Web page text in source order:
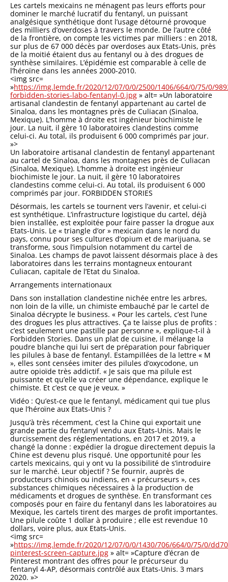
Les cartels mexicains ne ménagent pas leurs efforts pour
dominer le marché lucratif du fentanyl, un puissant
analgésique synthétique dont l’usage détourné provoque
des milliers d’overdoses à travers le monde. De l’autre côté
de la frontière, on compte les victimes par milliers : en 2018,
sur plus de 67 000 décès par overdoses aux Etats-Unis, près
de la moitié étaient dus au fentanyl ou à des drogues de
synthèse similaires. L’épidémie est comparable à celle de
l’héroïne dans les années 2000-2010.
<img src=
»https://img.lemde.fr/2020/12/07/0/0/2500/1406/664/0/75/0/
forbidden-stories-labo-fentanyl-0.jpg » alt= »Un laboratoire
artisanal clandestin de fentanyl appartenant au cartel de
Sinaloa, dans les montagnes près de Culiacan (Sinaloa,
Mexique). L’homme à droite est ingénieur biochimiste le
jour. La nuit, il gère 10 laboratoires clandestins comme
celui-ci. Au total, ils produisent 6 000 comprimés par jour.
»>
Un laboratoire artisanal clandestin de fentanyl appartenant
au cartel de Sinaloa, dans les montagnes près de Culiacan
(Sinaloa, Mexique). L’homme à droite est ingénieur
biochimiste le jour. La nuit, il gère 10 laboratoires
clandestins comme celui-ci. Au total, ils produisent 6 000
comprimés par jour. FORBIDDEN STORIES
Désormais, les cartels se tournent vers l’avenir, et celui-ci
est synthétique. L’infrastructure logistique du cartel, déjà
bien installée, est exploitée pour faire passer la drogue aux
Etats-Unis. Le « triangle d’or » mexicain dans le nord du
pays, connu pour ses cultures d’opium et de marijuana, se
transforme, sous l’impulsion notamment du cartel de
Sinaloa. Les champs de pavot laissent désormais place à des
laboratoires dans les terrains montagneux entourant
Culiacan, capitale de l’Etat du Sinaloa.
Arrangements internationaux
Dans son installation clandestine nichée entre les arbres,
non loin de la ville, un chimiste embauché par le cartel de
Sinaloa décrypte le business. « Pour les cartels, c’est l’une
des drogues les plus attractives. Ça te laisse plus de profits :
c’est seulement une pastille par personne », explique-t-il à
Forbidden Stories. Dans un plat de cuisine, il mélange la
poudre blanche qui lui sert de préparation pour fabriquer
les pilules à base de fentanyl. Estampillées de la lettre « M
», elles sont censées imiter des pilules d’oxycodone, un
autre opioïde très addictif. « Je sais que ma pilule est
puissante et qu’elle va créer une dépendance, explique le
chimiste. Et c’est ce que je veux. »
Vidéo : Qu’est-ce que le fentanyl, médicament qui tue plus
que l’héroïne aux Etats-Unis ?
Jusqu’à très récemment, c’est la Chine qui exportait une
grande partie du fentanyl vendu aux Etats-Unis. Mais le
durcissement des réglementations, en 2017 et 2019, a
changé la donne : expédier la drogue directement depuis la
Chine est devenu plus risqué. Une opportunité pour les
cartels mexicains, qui y ont vu la possibilité de s’introduire
sur le marché. Leur objectif ? Se fournir, auprès de
producteurs chinois ou indiens, en « précurseurs », ces
substances chimiques nécessaires à la production de
médicaments et drogues de synthèse. En transformant ces
composés pour en faire du fentanyl dans les laboratoires au
Mexique, les cartels tirent des marges de profit importantes.
Une pilule coûte 1 dollar à produire ; elle est revendue 10
dollars, voire plus, aux Etats-Unis.
<img src=
»https://img.lemde.fr/2020/12/07/0/0/1430/706/664/0/75/0/
pinterest-screen-capture.jpg » alt= »Capture d’écran de
Pinterest montrant des offres pour le précurseur du
fentanyl 4-AP, désormais contrôlé aux Etats-Unis. 3 mars
2020. »>